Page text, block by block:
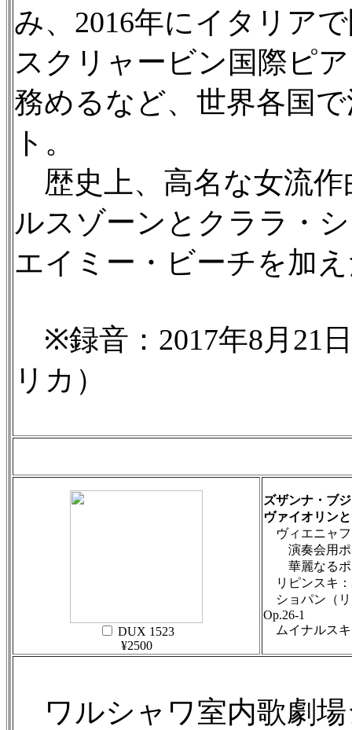
み、2016年にイタリア
スクリャービン国際ピ
務めるなど、世界各国
ト。
歴史上、高名な女流作
ルスゾーンとクララ・
エイミー・ビーチを加
※録音：2017年8月21
リカ）
DUX 1523
¥2500
ズザンナ・ブ
ヴァイオリン
ヴィエニャ
演奏会用ポ
華麗なるポ
リピンスキ：
ショパン（リ
Op.26-1
ムイナルスキ
ワルシャワ室内歌劇